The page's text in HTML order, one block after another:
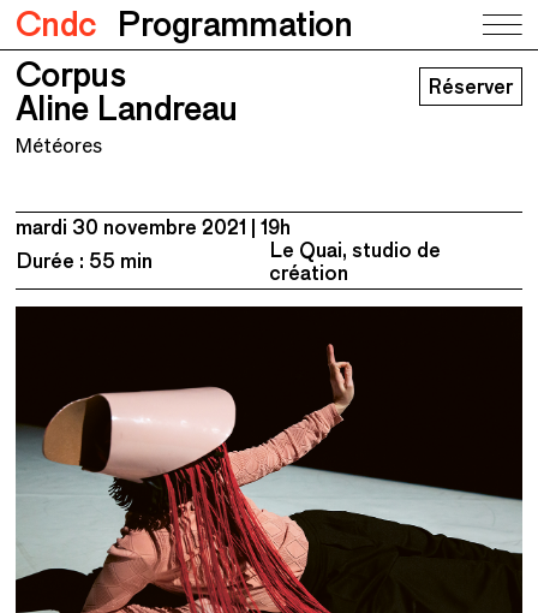
Cndc Programmation
Corpus
Aline Landreau
Corpus
Aline Landreau
Réserver
Météores
mardi 30 novembre 2021
19h
Durée : 55 min
Le Quai, studio de
création